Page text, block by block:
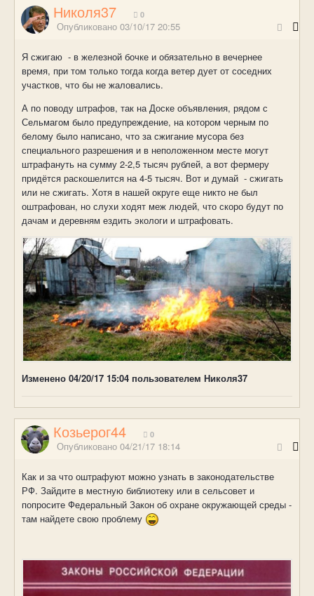
Николя37 0
Опубликовано 03/10/17 20:55
Я сжигаю - в железной бочке и обязательно в вечернее
время, при том только тогда когда ветер дует от соседних
участков, что бы не жаловались.
А по поводу штрафов, так на Доске объявления, рядом с
Сельмагом было предупреждение, на котором черным по
белому было написано, что за сжигание мусора без
специального разрешения и в неположенном месте могут
штрафануть на сумму 2-2,5 тысяч рублей, а вот фермеру
придётся раскошелится на 4-5 тысяч. Вот и думай - сжигать
или не сжигать. Хотя в нашей округе еще никто не был
оштрафован, но слухи ходят меж людей, что скоро будут по
дачам и деревням ездить экологи и штрафовать.
Изменено 04/20/17 15:04 пользователем Николя37
Козьерог44 0
Опубликовано 04/21/17 18:14
Как и за что оштрафуют можно узнать в законодательстве
РФ. Зайдите в местную библиотеку или в сельсовет и
попросите Федеральный Закон об охране окружающей среды -
там найдете свою проблему